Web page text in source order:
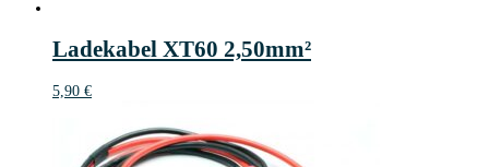
Ladekabel XT60 2,50mm²
5,90 €